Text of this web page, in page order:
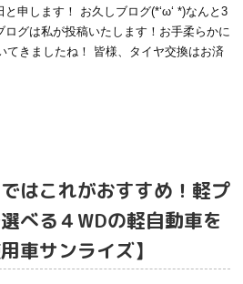
申します！ お久しブログ(*‘ω‘ *)なんと3
グは私が投稿いたします！お手柔らかに
てきましたね！ 皆様、タイヤ交換はお済
はこれがおすすめ！軽プ
べる４WDの軽自動車を
車サンライズ】